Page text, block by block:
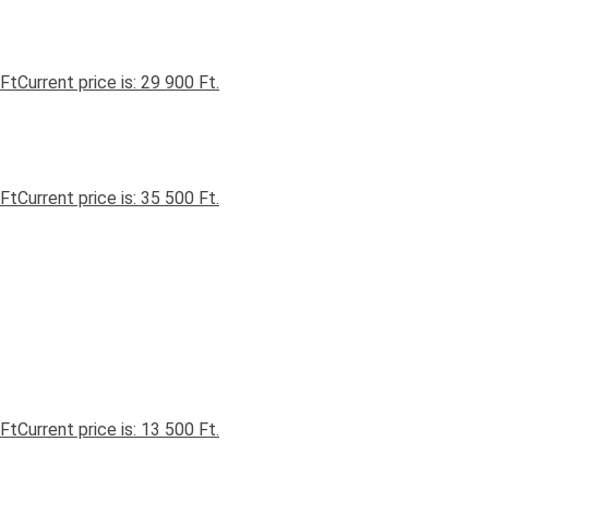
FtCurrent price is: 29 900 Ft.
FtCurrent price is: 35 500 Ft.
FtCurrent price is: 13 500 Ft.